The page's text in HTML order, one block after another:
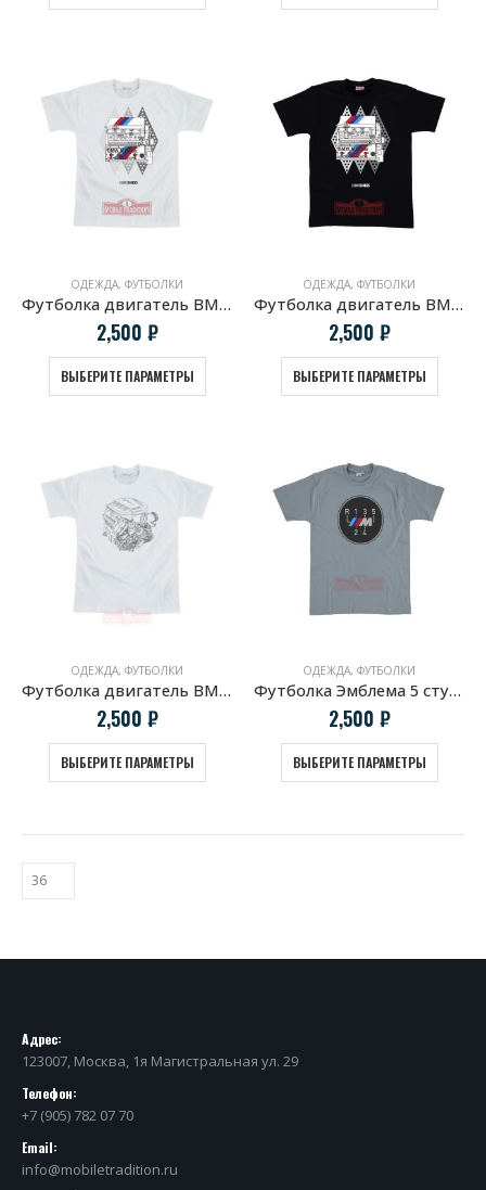
ОДЕЖДА, ФУТБОЛКИ
Футболка двигатель BMW S14 белая
2,500 ₽
ВЫБЕРИТЕ ПАРАМЕТРЫ
ОДЕЖДА, ФУТБОЛКИ
Футболка двигатель BMW S14 черная
2,500 ₽
ВЫБЕРИТЕ ПАРАМЕТРЫ
ОДЕЖДА, ФУТБОЛКИ
Футболка двигатель BMW S65B40
2,500 ₽
ВЫБЕРИТЕ ПАРАМЕТРЫ
ОДЕЖДА, ФУТБОЛКИ
Футболка Эмблема 5 ступ. МКПП “M Technic”
2,500 ₽
ВЫБЕРИТЕ ПАРАМЕТРЫ
Адрес:
123007, Москва, 1я Магистральная ул. 29
Телефон:
+7 (905) 782 07 70
Email:
info@mobiletradition.ru